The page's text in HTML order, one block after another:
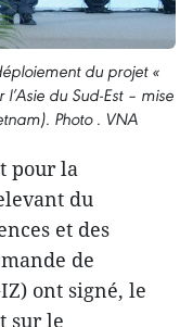
du projet «
du Sud-Est – mise
Photo . VNA
pour la
du
et des
de
ont signé, le
sur le